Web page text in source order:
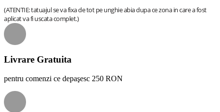
(ATENTIE: tatuajul se va fixa de tot pe unghie abia dupa ce zona in care a fost
aplicat va fi uscata complet.)
Livrare Gratuita
pentru comenzi ce depaşesc 250 RON